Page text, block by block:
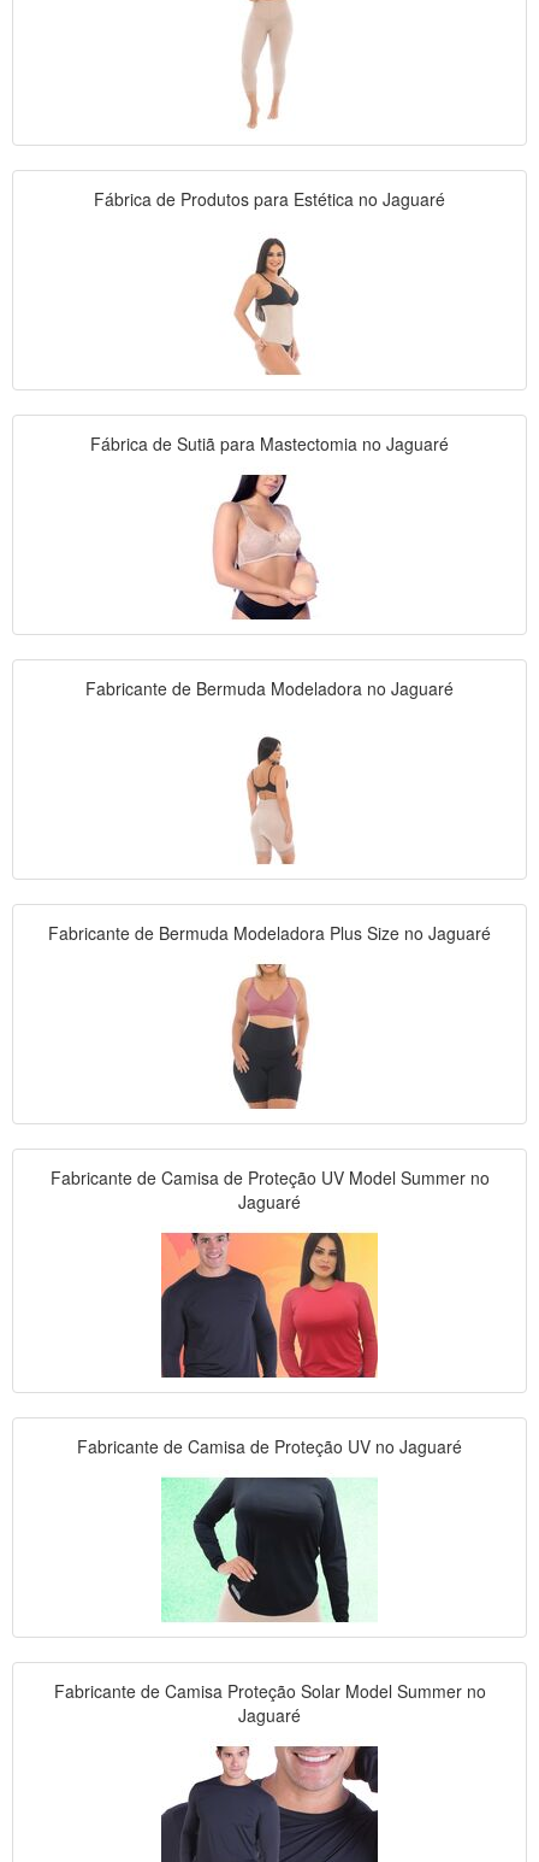
Fábrica de Produtos para Estética no Jaguaré
Fábrica de Sutiã para Mastectomia no Jaguaré
Fabricante de Bermuda Modeladora no Jaguaré
Fabricante de Bermuda Modeladora Plus Size no Jaguaré
Fabricante de Camisa de Proteção UV Model Summer no
Jaguaré
Fabricante de Camisa de Proteção UV no Jaguaré
Fabricante de Camisa Proteção Solar Model Summer no
Jaguaré